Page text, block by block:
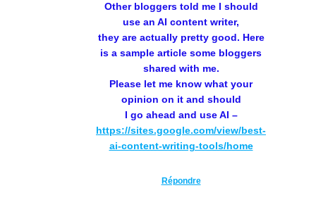
Other bloggers told me I should
use an AI content writer,
they are actually pretty good. Here
is a sample article some bloggers
shared with me.
Please let me know what your
opinion on it and should
I go ahead and use AI –
https://sites.google.com/view/best-
ai-content-writing-tools/home
Répondre